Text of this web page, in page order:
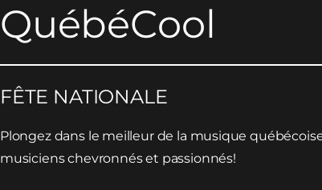
QuébéCool
FÊTE NATIONALE
Plongez dans le meilleur de la musique
musiciens chevronnés et passionnés!